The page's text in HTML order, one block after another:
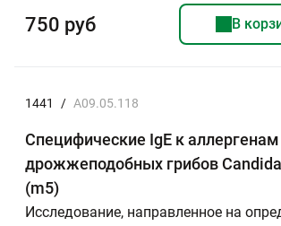
750 руб В
1441 / A09.05.118
Специфические IgE к аллергенам
дрожжеподобных грибов
(m5)
Исследование, направленное на